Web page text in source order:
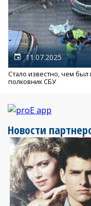
11.07.2025
Стало известно, чем
полковник СБУ
Новости